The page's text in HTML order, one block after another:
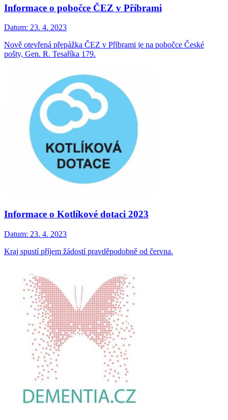
Informace o pobočce ČEZ v Příbrami
Datum: 23. 4. 2023
Nově otevřená přepážka ČEZ v Příbrami je na pobočce České
pošty, Gen. R. Tesaříka 179.
Informace o Kotlíkové dotaci 2023
Datum: 23. 4. 2023
Kraj spustí příjem žádostí pravděpodobně od června.